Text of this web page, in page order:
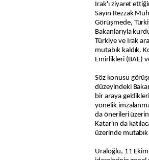
Irak'ı ziyaret
Sayın Rezzak
Görüşmede,
Bakanlarıyla
Türkiye ve Irak
mutabık kaldık.
Emirlikleri (BAE)
Söz konusu
düzeyindeki
bir araya
yönelik
da önerileri
Katar'ın da
üzerinde mutabık
Uraloğlu, 11